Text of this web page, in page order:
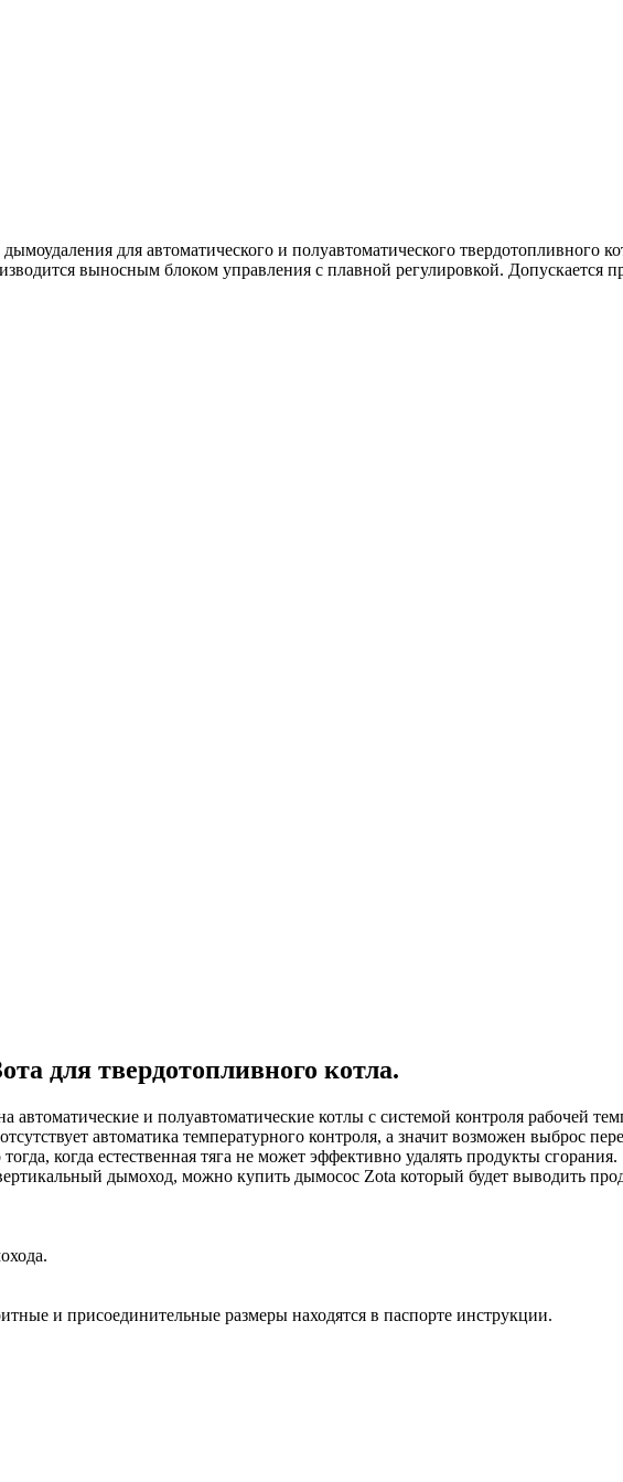
для автоматического и полуавтоматического твердотопливного
выносным блоком управления с плавной регулировкой. Допускается
для твердотопливного котла.
и полуавтоматические котлы с системой контроля рабочей
автоматика температурного контроля, а значит возможен выброс
когда естественная тяга не может эффективно удалять продукты сгорания.
дымоход, можно купить дымосос Zota который будет выводить
и присоединительные размеры находятся в паспорте инструкции.